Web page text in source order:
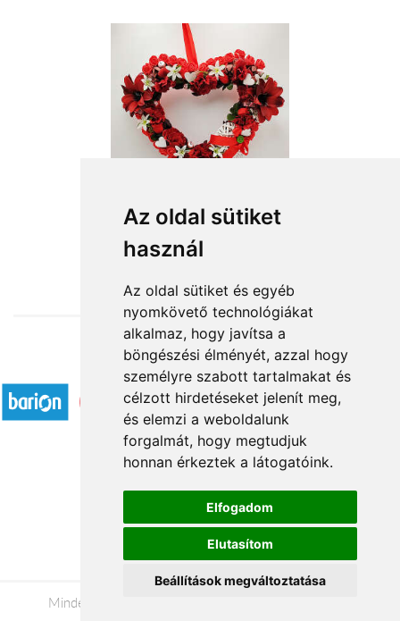
Az oldal sütiket
használ
Az oldal sütiket és egyéb
nyomkövető technológiákat
alkalmaz, hogy javítsa a
böngészési élményét, azzal hogy
személyre szabott tartalmakat és
célzott hirdetéseket jelenít meg,
és elemzi a weboldalunk
forgalmát, hogy megtudjuk
honnan érkeztek a látogatóink.
Elfogadom
Elutasítom
Beállítások megváltoztatása
Szívem minden szeretetével
13 120 Ft-tól
Elfogadott fizetési módok
Á.SZ.F.
Impresszum
Adatkezelési tájékoztató
Minden jog fenntartva © 2026 |